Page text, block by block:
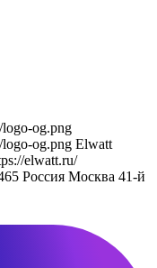
logo-og.png
logo-og.png Elwatt
elwatt.ru/
Россия Москва 41-й